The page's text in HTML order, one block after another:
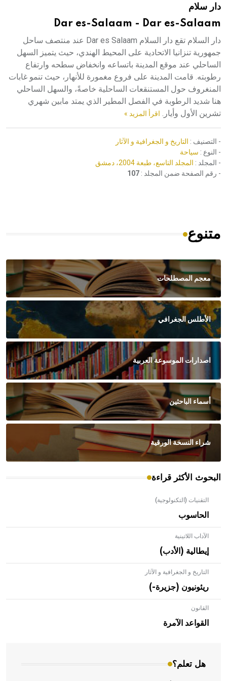
دار سلام
Dar es-Salaam - Dar es-Salaam
دار السلام تقع دار السلام Dar es Salaam عند منتصف ساحل
جمهورية تنزانيا الاتحادية على المحيط الهندي، حيث يتميز السهل
الساحلي عند موقع المدينة باتساعه وانخفاض سطحه وارتفاع
رطوبته. قامت المدينة على فروع مغمورة للأنهار، حيث تنمو غابات
المنغروف حول المستنقعات الساحلية خاصةً، والسهل الساحلي
هنا شديد الرطوبة في الفصل المطير الذي يمتد مابين شهري
تشرين الأول وأيار. اقرأ المزيد »
- التصنيف : التاريخ و الجغرافية و الآثار
- النوع : سياحة
- المجلد : المجلد التاسع، طبعة 2004، دمشق
- رقم الصفحة ضمن المجلد : 107
متنوع
معجم المصطلحات
الأطلس الجغرافي
اصدارات الموسوعة العربية
أسماء الباحثين
شراء النسخة الورقية
البحوث الأكثر قراءة
التقنيات (التكنولوجية)
الحاسوب
الآداب اللاتينية
إيطالية (الأدب)
التاريخ و الجغرافية و الآثار
ريئونيون (جزيرة-)
القانون
القواعد الآمرة
هل تعلم؟
- هل تعلم أن الأبلق نوع من الفنون الهندسية التي ارتبطت
بالعمارة الإسلامية في بلاد الشام ومصر خاصة، حيث يحرص
المعمار على بناء مداميكه وخاصة في الواجهات